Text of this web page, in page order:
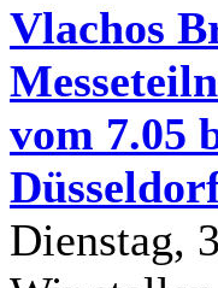
Vlachos
vom 7.05
Dienstag,